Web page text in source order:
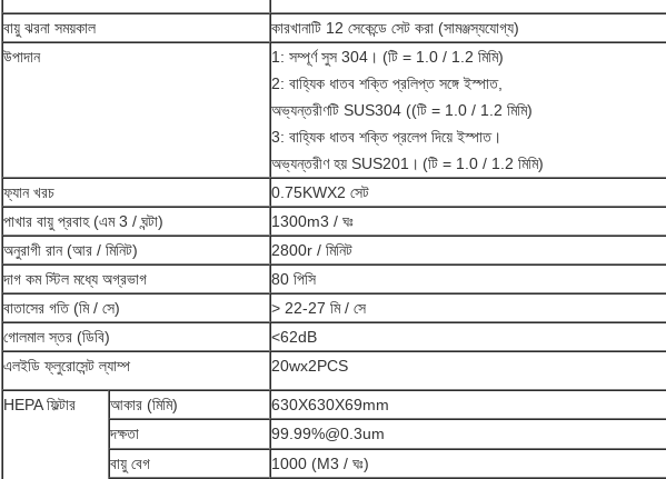
বায়ু ঝরনা সময়কাল
কারখানাটি 12 সেকেন্ডে সেট করা (সামঞ্জস্যযোগ্য)
উপাদান
1: সম্পূর্ণ সুস 304। (টি = 1.0 / 1.2 মিমি)
2: বাহ্যিক ধাতব শক্তি প্রলিপ্ত সঙ্গে ইস্পাত,
অভ্যন্তরীণটি SUS304 ((টি = 1.0 / 1.2 মিমি)
3: বাহ্যিক ধাতব শক্তি প্রলেপ দিয়ে ইস্পাত।
অভ্যন্তরীণ হয় SUS201। (টি = 1.0 / 1.2 মিমি)
ফ্যান খরচ
0.75KWX2 সেট
পাখার বায়ু প্রবাহ (এম 3 / ঘন্টা)
1300m3 / ঘঃ
অনুরাগী রান (আর / মিনিট)
2800r / মিনিট
দাগ কম স্টিল মধ্যে অগ্রভাগ
80 পিসি
বাতাসের গতি (মি / সে)
> 22-27 মি / সে
গোলমাল স্তর (ডিবি)
<62dB
এলইডি ফ্লুরোসেন্ট ল্যাম্প
20wx2PCS
HEPA ফিল্টার আকার (মিমি)
630X630X69mm
দক্ষতা
99.99%@0.3um
বায়ু বেগ
1000 (M3 / ঘঃ)